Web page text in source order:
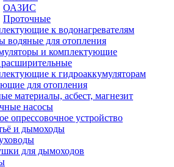
ОАЗИС
Проточные
к водонагревателям
водяные для отопления
и комплектующие
к гидроаккумуляторам
для отопления
материалы, асбест, магнезит
насосы
опрессовочное устройство
и дымоходы
для дымоходов